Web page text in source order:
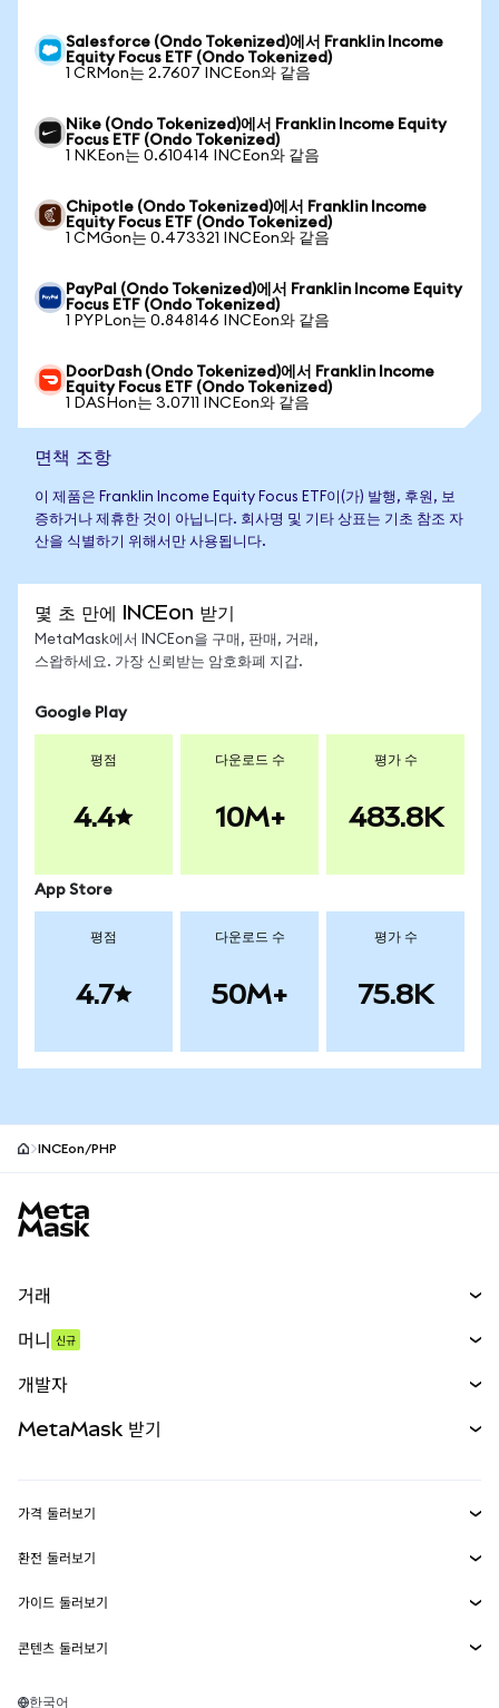
Salesforce (Ondo Tokenized)에서 Franklin Income
Equity Focus ETF (Ondo Tokenized)
1 CRMon는 2.7607 INCEon와 같음
Nike (Ondo Tokenized)에서 Franklin Income Equity
Focus ETF (Ondo Tokenized)
1 NKEon는 0.610414 INCEon와 같음
Chipotle (Ondo Tokenized)에서 Franklin Income
Equity Focus ETF (Ondo Tokenized)
1 CMGon는 0.473321 INCEon와 같음
PayPal (Ondo Tokenized)에서 Franklin Income Equity
Focus ETF (Ondo Tokenized)
1 PYPLon는 0.848146 INCEon와 같음
DoorDash (Ondo Tokenized)에서 Franklin Income
Equity Focus ETF (Ondo Tokenized)
1 DASHon는 3.0711 INCEon와 같음
면책 조항
이 제품은 Franklin Income Equity Focus ETF이(가) 발행, 후원, 보
증하거나 제휴한 것이 아닙니다. 회사명 및 기타 상표는 기초 참조 자
산을 식별하기 위해서만 사용됩니다.
몇 초 만에 INCEon 받기
MetaMask에서 INCEon을 구매, 판매, 거래,
스왑하세요. 가장 신뢰받는 암호화폐 지갑.
Google Play
평점
4.4
다운로드 수
10M+
평가 수
483.8K
App Store
평점
4.7
다운로드 수
50M+
평가 수
75.8K
INCEon/PHP
거래
무기한 선물
실물자산
머니 신규
개발자
MetaMask Connect
Snaps
웹3 서비스
MetaMask 받기
보안
고객 지원
채용
가격 둘러보기
이더리움 가격
솔라나 가격
테더 가격
환전 둘러보기
ETH를 USD로 환전
USDT를 INR로 환전
가이드 둘러보기
ETH 매수
콘텐츠 둘러보기
솔라나 지갑
한국어